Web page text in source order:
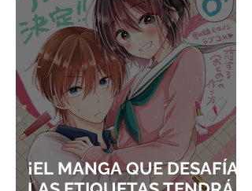
¡EL MANGA QUE DESAFÍA